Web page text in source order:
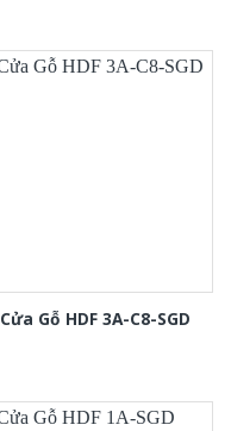
Cửa Gỗ HDF 3A-C8-SGD